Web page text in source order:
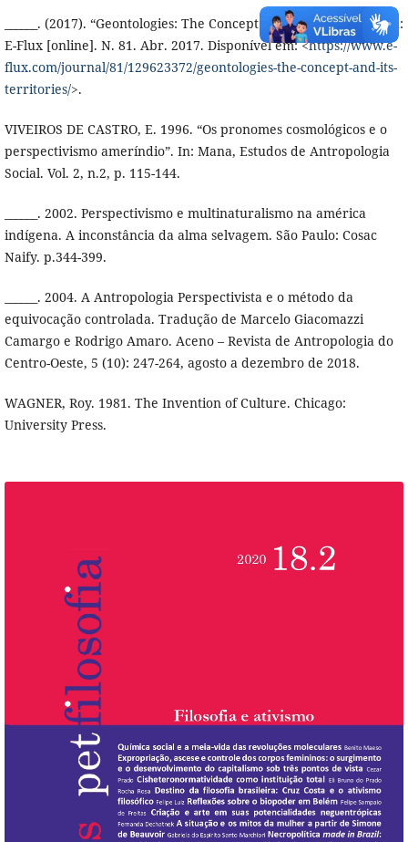
______. (2017). “Geontologies: The Concept and Its Territories”. In:
E-Flux [online]. N. 81. Abr. 2017. Disponível em: <https://www.e-
flux.com/journal/81/129623372/geontologies-the-concept-and-its-
territories/>.
VIVEIROS DE CASTRO, E. 1996. “Os pronomes cosmológicos e o
perspectivismo ameríndio”. In: Mana, Estudos de Antropologia
Social. Vol. 2, n.2, p. 115-144.
______. 2002. Perspectivismo e multinaturalismo na américa
indígena. A inconstância da alma selvagem. São Paulo: Cosac
Naify. p.344-399.
______. 2004. A Antropologia Perspectivista e o método da
equivocação controlada. Tradução de Marcelo Giacomazzi
Camargo e Rodrigo Amaro. Aceno – Revista de Antropologia do
Centro-Oeste, 5 (10): 247-264, agosto a dezembro de 2018.
WAGNER, Roy. 1981. The Invention of Culture. Chicago:
University Press.